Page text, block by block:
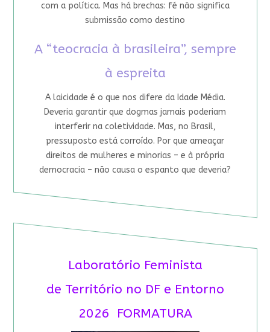
com a política. Mas há brechas: fé não significa
submissão como destino
A “teocracia à brasileira”, sempre
à espreita
A laicidade é o que nos difere da Idade Média.
Deveria garantir que dogmas jamais poderiam
interferir na coletividade. Mas, no Brasil,
pressuposto está corroído. Por que ameaçar
direitos de mulheres e minorias – e à própria
democracia – não causa o espanto que deveria?
Laboratório Feminista
de Território no DF e Entorno
2026 FORMATURA